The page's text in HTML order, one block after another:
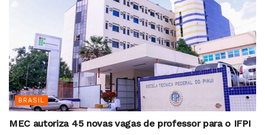
BRASIL
MEC autoriza 45 novas vagas de professor para o IFPI